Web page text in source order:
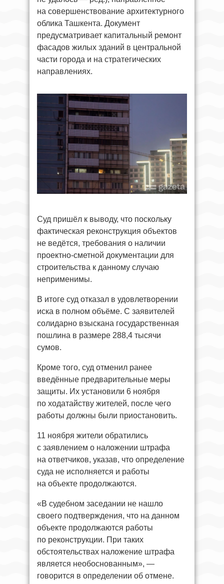
на совершенствование архитектурного
облика Ташкента. Документ
предусматривает капитальный ремонт
фасадов жилых зданий в центральной
части города и на стратегических
направлениях.
Суд пришёл к выводу, что поскольку
фактическая реконструкция объектов
не ведётся, требования о наличии
проектно-сметной документации для
строительства к данному случаю
неприменимы.
В итоге суд отказал в удовлетворении
иска в полном объёме. С заявителей
солидарно взыскана государственная
пошлина в размере 288,4 тысячи
сумов.
Кроме того, суд отменил ранее
введённые предварительные меры
защиты. Их установили 6 ноября
по ходатайству жителей, после чего
работы должны были приостановить.
11 ноября жители обратились
с заявлением о наложении штрафа
на ответчиков, указав, что определение
суда не исполняется и работы
на объекте продолжаются.
«В судебном заседании не нашло
своего подтверждения, что на данном
объекте продолжаются работы
по реконструкции. При таких
обстоятельствах наложение штрафа
является необоснованным», —
говорится в определении об отмене.